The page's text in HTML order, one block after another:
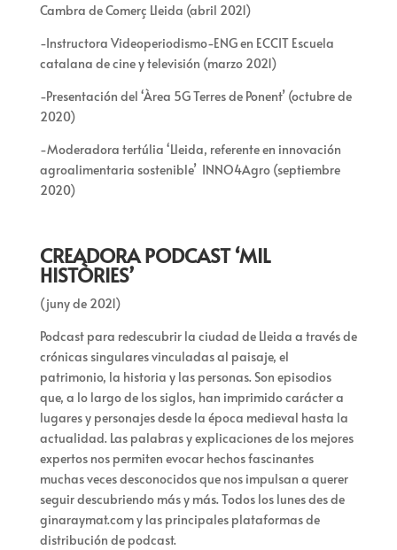
Cambra de Comerç Lleida (abril 2021)
-Instructora Videoperiodismo-ENG en ECCIT Escuela
catalana de cine y televisión (marzo 2021)
-Presentación del ‘Àrea 5G Terres de Ponent’ (octubre de
2020)
-Moderadora tertúlia ‘Lleida, referente en innovación
agroalimentaria sostenible’ INNO4Agro (septiembre
2020)
CREADORA PODCAST ‘MIL
HISTÒRIES’
(juny de 2021)
Podcast para redescubrir la ciudad de Lleida a través de
crónicas singulares vinculadas al paisaje, el
patrimonio, la historia y las personas. Son episodios
que, a lo largo de los siglos, han imprimido carácter a
lugares y personajes desde la época medieval hasta la
actualidad. Las palabras y explicaciones de los mejores
expertos nos permiten evocar hechos fascinantes
muchas veces desconocidos que nos impulsan a querer
seguir descubriendo más y más. Todos los lunes des de
ginaraymat.com y las principales plataformas de
distribución de podcast.